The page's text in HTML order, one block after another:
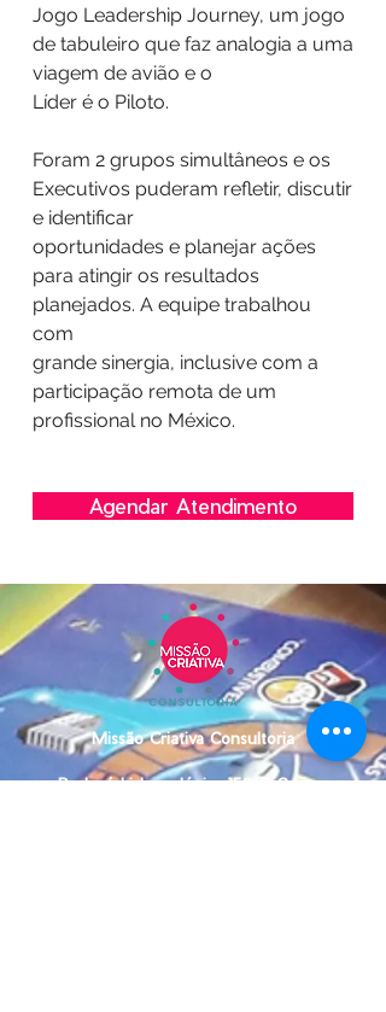
Jogo Leadership Journey, um jogo
de tabuleiro que faz analogia a uma
viagem de avião e o
Líder é o Piloto.
Foram 2 grupos simultâneos e os
Executivos puderam refletir, discutir
e identificar
oportunidades e planejar ações
para atingir os resultados
planejados. A equipe trabalhou
com
grande sinergia, inclusive com a
participação remota de um
profissional no México.
Agendar Atendimento
Missão Criativa Consultoria
R. José Lisboa Júnior 150-B Centro.